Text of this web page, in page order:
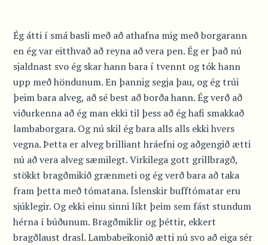
Ég átti í smá basli með að athafna mig með borgarann
en ég var eitthvað að reyna að vera pen. Ég er það nú
sjaldnast svo ég skar hann bara í tvennt og tók hann
upp með höndunum. En þannig segja þau, og ég trúi
þeim bara alveg, að sé best að borða hann. Ég verð að
viðurkenna að ég man ekki til þess að ég hafi smakkað
lambaborgara. Og nú skil ég bara alls alls ekki hvers
vegna. Þetta er alveg brilliant hráefni og aðgengið ætti
nú að vera alveg sæmilegt. Virkilega gott grillbragð,
stökkt bragðmikið grænmeti og ég verð bara að taka
fram þetta með tómatana. Íslenskir bufftómatar eru
sjúklegir. Og ekki einu sinni líkt þeim sem fást stundum
hérna í búðunum. Bragðmiklir og þéttir, ekkert
bragðlaust drasl. Lambabeikonið ætti nú svo að eiga sér